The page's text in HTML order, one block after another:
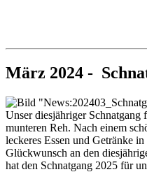
März 2024 -
Unser diesjähriger Schnatgang
munteren Reh. Nach einem
leckeres Essen und Getränke
Glückwunsch an den
hat den Schnatgang 2025 für